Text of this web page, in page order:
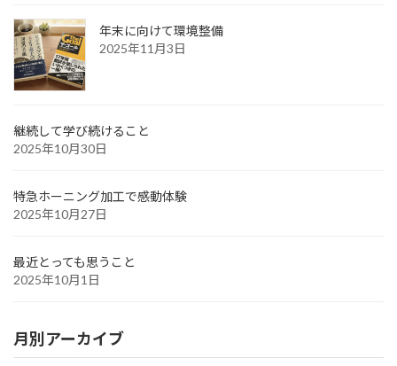
年末に向けて環境整備
2025年11月3日
継続して学び続けること
2025年10月30日
特急ホーニング加工で感動体験
2025年10月27日
最近とっても思うこと
2025年10月1日
月別アーカイブ